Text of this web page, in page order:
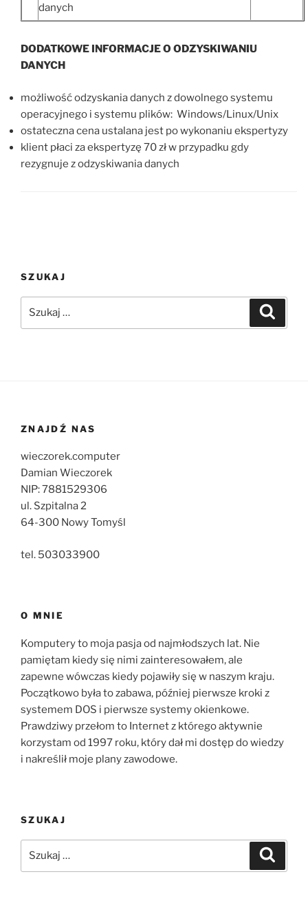
danych
DODATKOWE INFORMACJE O ODZYSKIWANIU
DANYCH
możliwość odzyskania danych z dowolnego systemu
operacyjnego i systemu plików: Windows/Linux/Unix
ostateczna cena ustalana jest po wykonaniu ekspertyzy
klient płaci za ekspertyzę 70 zł w przypadku gdy
rezygnuje z odzyskiwania danych
SZUKAJ
ZNAJDŹ NAS
wieczorek.computer
Damian Wieczorek
NIP: 7881529306
ul. Szpitalna 2
64-300 Nowy Tomyśl
tel. 503033900
O MNIE
Komputery to moja pasja od najmłodszych lat. Nie
pamiętam kiedy się nimi zainteresowałem, ale
zapewne wówczas kiedy pojawiły się w naszym kraju.
Początkowo była to zabawa, później pierwsze kroki z
systemem DOS i pierwsze systemy okienkowe.
Prawdziwy przełom to Internet z którego aktywnie
korzystam od 1997 roku, który dał mi dostęp do wiedzy
i nakreślił moje plany zawodowe.
SZUKAJ